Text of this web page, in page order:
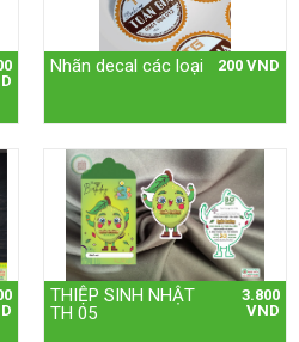
Nhãn decal các loại 200 VND
THIỆP SINH NHẬT
TH 05
3.800
VND